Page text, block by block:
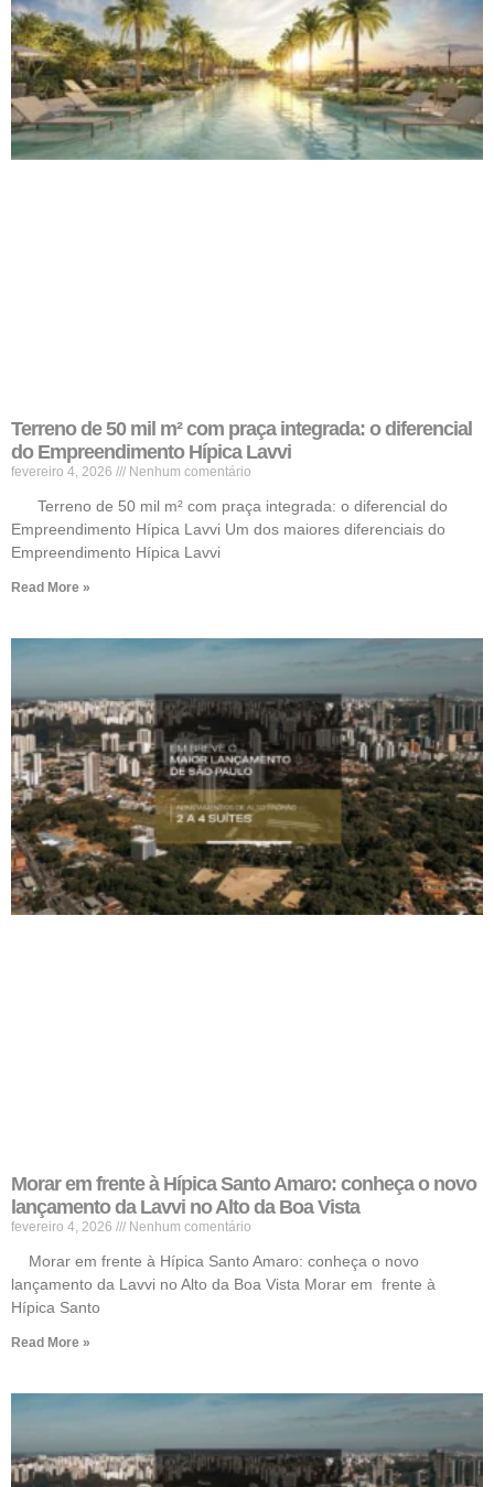
Terreno de 50 mil m² com praça integrada: o diferencial
do Empreendimento Hípica Lavvi
fevereiro 4, 2026 Nenhum comentário
Terreno de 50 mil m² com praça integrada: o diferencial do
Empreendimento Hípica Lavvi Um dos maiores diferenciais do
Empreendimento Hípica Lavvi
Read More »
Morar em frente à Hípica Santo Amaro: conheça o novo
lançamento da Lavvi no Alto da Boa Vista
fevereiro 4, 2026 Nenhum comentário
Morar em frente à Hípica Santo Amaro: conheça o novo
lançamento da Lavvi no Alto da Boa Vista Morar em frente à
Hípica Santo
Read More »